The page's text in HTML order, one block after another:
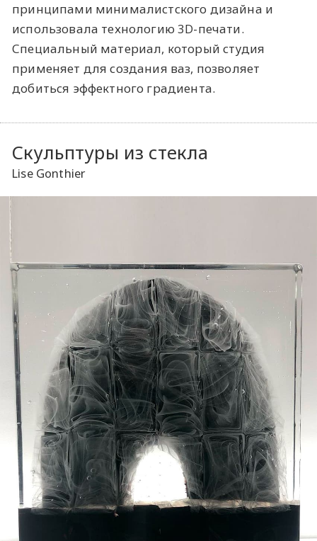
принципами минималистского дизайна и
использовала технологию 3D-печати.
Специальный материал, который студия
применяет для создания ваз, позволяет
добиться эффектного градиента.
Скульптуры из стекла
Lise Gonthier